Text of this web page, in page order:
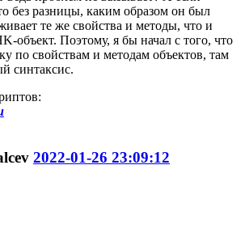
без разницы, каким образом он был
те же свойства и методы, что и
объект. Поэтому, я бы начал с того, что
по свойствам и методам объектов, там
синтаксис.
2022-01-26 23:09:12